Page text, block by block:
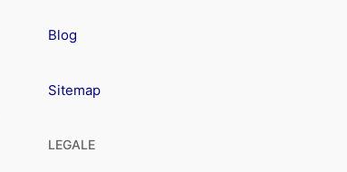
Blog
Sitemap
LEGALE